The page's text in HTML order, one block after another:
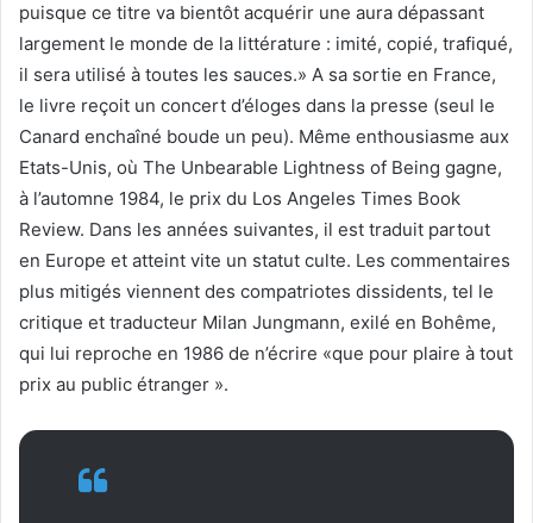
puisque ce titre va bientôt acquérir une aura dépassant
largement le monde de la littérature : imité, copié, trafiqué,
il sera utilisé à toutes les sauces.» A sa sortie en France,
le livre reçoit un concert d’éloges dans la presse (seul le
Canard enchaîné boude un peu). Même enthousiasme aux
Etats-Unis, où The Unbearable Lightness of Being gagne,
à l’automne 1984, le prix du Los Angeles Times Book
Review. Dans les années suivantes, il est traduit partout
en Europe et atteint vite un statut culte. Les commentaires
plus mitigés viennent des compatriotes dissidents, tel le
critique et traducteur Milan Jungmann, exilé en Bohême,
qui lui reproche en 1986 de n’écrire «que pour plaire à tout
prix au public étranger ».